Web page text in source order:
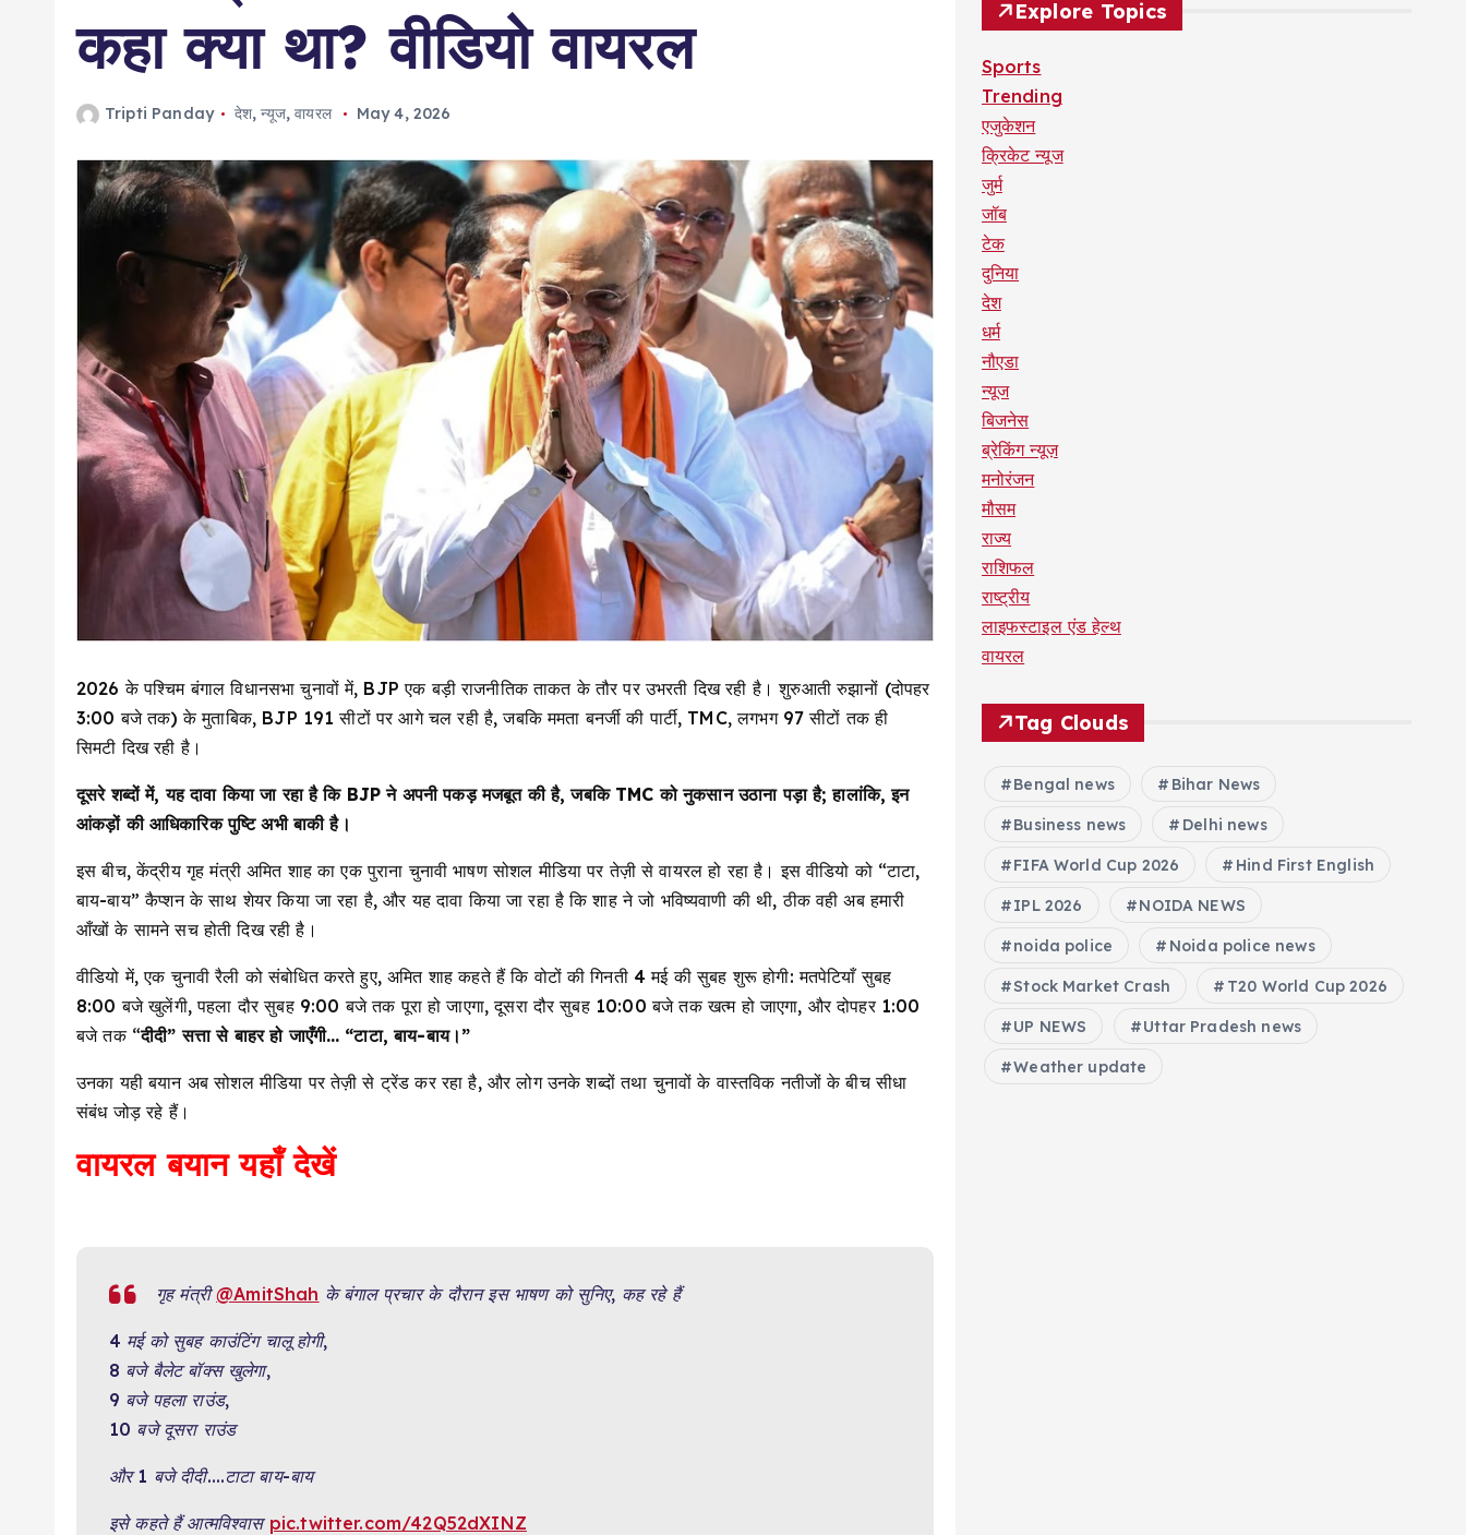
कहा क्या था? वीडियो वायरल
Tripti Panday देश,न्यूज,वायरल May 4, 2026
2026 के पश्चिम बंगाल विधानसभा चुनावों में, BJP एक बड़ी राजनीतिक ताकत के तौर पर उभरती दिख रही है। शुरुआती रुझानों (दोपहर
3:00 बजे तक) के मुताबिक, BJP 191 सीटों पर आगे चल रही है, जबकि ममता बनर्जी की पार्टी, TMC, लगभग 97 सीटों तक ही
सिमटी दिख रही है।
दूसरे शब्दों में, यह दावा किया जा रहा है कि BJP ने अपनी पकड़ मजबूत की है, जबकि TMC को नुकसान उठाना पड़ा है; हालांकि, इन
आंकड़ों की आधिकारिक पुष्टि अभी बाकी है।
इस बीच, केंद्रीय गृह मंत्री अमित शाह का एक पुराना चुनावी भाषण सोशल मीडिया पर तेज़ी से वायरल हो रहा है। इस वीडियो को “टाटा,
बाय-बाय” कैप्शन के साथ शेयर किया जा रहा है, और यह दावा किया जा रहा है कि शाह ने जो भविष्यवाणी की थी, ठीक वही अब हमारी
आँखों के सामने सच होती दिख रही है।
वीडियो में, एक चुनावी रैली को संबोधित करते हुए, अमित शाह कहते हैं कि वोटों की गिनती 4 मई की सुबह शुरू होगी: मतपेटियाँ सुबह
8:00 बजे खुलेंगी, पहला दौर सुबह 9:00 बजे तक पूरा हो जाएगा, दूसरा दौर सुबह 10:00 बजे तक खत्म हो जाएगा, और दोपहर 1:00
बजे तक “दीदी” सत्ता से बाहर हो जाएँगी… “टाटा, बाय-बाय।”
उनका यही बयान अब सोशल मीडिया पर तेज़ी से ट्रेंड कर रहा है, और लोग उनके शब्दों तथा चुनावों के वास्तविक नतीजों के बीच सीधा
संबंध जोड़ रहे हैं।
वायरल बयान यहाँ देखें
गृह मंत्री@AmitShah के बंगाल प्रचार के दौरान इस भाषण को सुनिए, कह रहे हैं
4 मई को सुबह काउंटिंग चालू होगी,
8 बजे बैलेट बॉक्स खुलेगा,
9 बजे पहला राउंड,
10 बजे दूसरा राउंड
और 1 बजे दीदी….टाटा बाय-बाय
इसे कहते हैं आत्मविश्वास pic.twitter.com/42Q52dXINZ
Explore Topics
Sports
Trending
एजुकेशन
क्रिकेट न्यूज
जुर्म
जॉब
टेक
दुनिया
देश
धर्म
नौएडा
न्यूज
बिजनेस
ब्रेकिंग न्यूज़
मनोरंजन
मौसम
राज्य
राशिफल
राष्ट्रीय
लाइफस्टाइल एंड हेल्थ
वायरल
Tag Clouds
Bengal news Bihar News
Business news Delhi news
FIFA World Cup 2026 Hind First English
IPL 2026 NOIDA NEWS
noida police Noida police news
Stock Market Crash T20 World Cup 2026
UP NEWS Uttar Pradesh news
Weather update